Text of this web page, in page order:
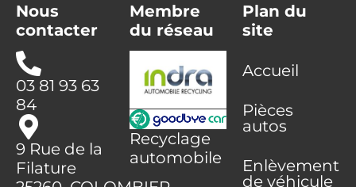
Nous
contacter
03 81 93 63
84
9 Rue de la
Filature
Membre
du réseau
Recyclage
automobile
Plan du
site
Accueil
Pièces
autos
Enlèvement
de véhicule